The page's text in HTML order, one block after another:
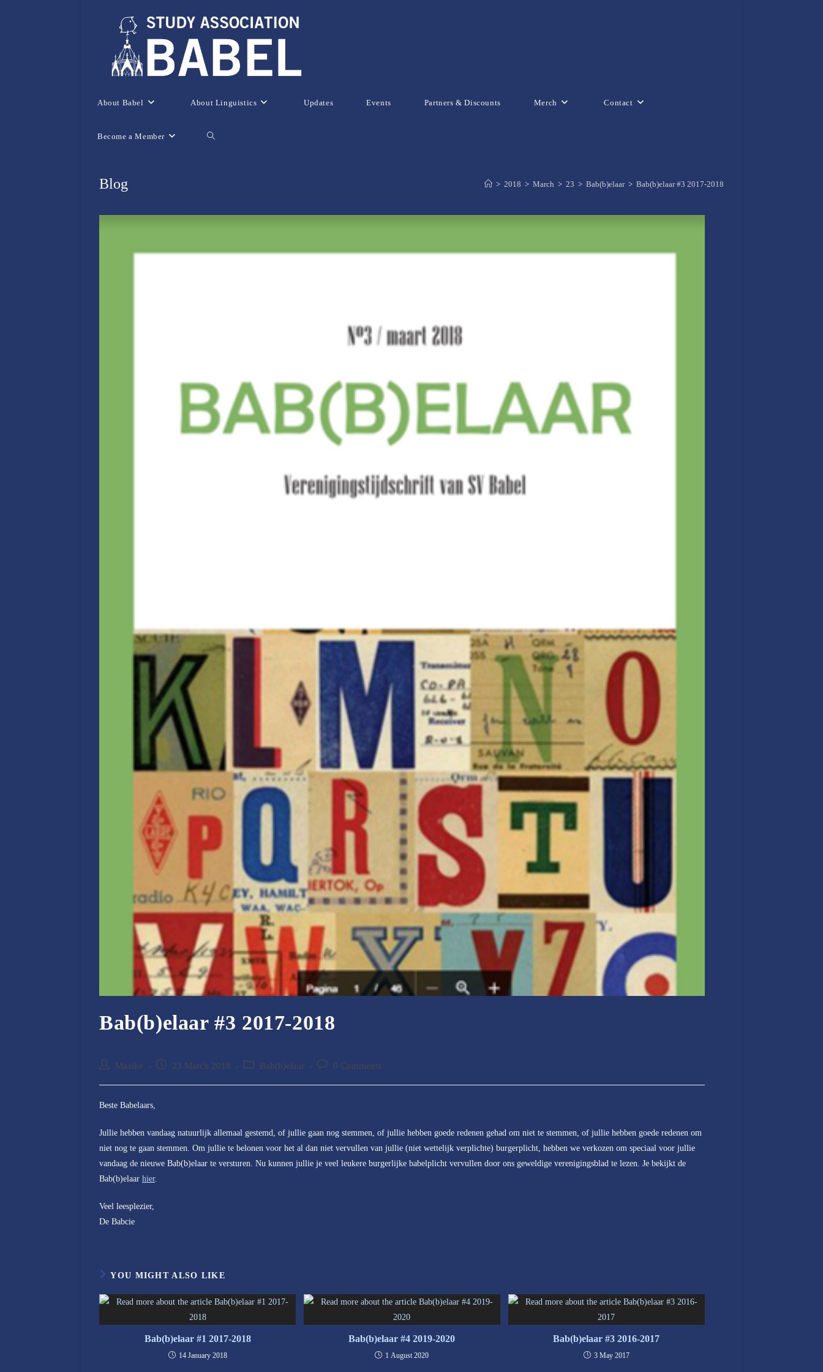
About Babel About Linguistics Updates Events Partners & Discounts Merch Contact
Become a Member Toggle
Blog > 2018 > March > 23 > Bab(b)elaar > Bab(b)elaar #3 2017-2018
Bab(b)elaar #3 2017-2018
Post
Maaike
Post
23 March 2018
Post
Bab(b)elaar
Post
0 Comments
Beste Babelaars,
Jullie hebben vandaag natuurlijk allemaal gestemd, of jullie gaan nog stemmen, of jullie hebben goede redenen gehad om niet te stemmen, of jullie hebben goede redenen om
niet nog te gaan stemmen. Om jullie te belonen voor het al dan niet vervullen van jullie (niet wettelijk verplichte) burgerplicht, hebben we verkozen om speciaal voor jullie
vandaag de nieuwe Bab(b)elaar te versturen. Nu kunnen jullie je veel leukere burgerlijke babelplicht vervullen door ons geweldige verenigingsblad te lezen. Je bekijkt de
Bab(b)elaar hier.
Veel leesplezier,
De Babcie
YOU MIGHT ALSO LIKE
Bab(b)elaar #1 2017-2018
14 January 2018
Bab(b)elaar #4 2019-2020
1 August 2020
Bab(b)elaar #3 2016-2017
3 May 2017